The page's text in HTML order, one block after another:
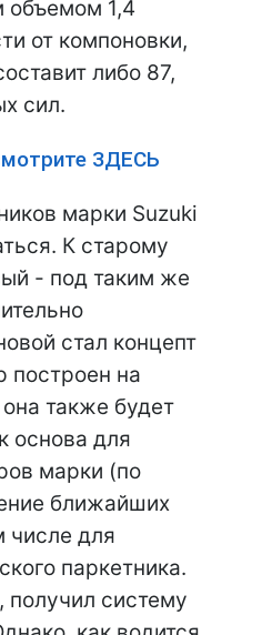
объемом 1,4
от компоновки,
либо 87,
сил.
ЗДЕСЬ
марки Suzuki
К старому
- под таким же
стал концепт
построен на
также будет
основа для
марки (по
ближайших
числе для
паркетника.
получил систему